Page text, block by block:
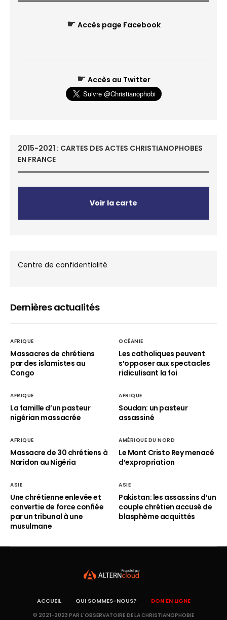
☛ Accès page Facebook
☛ Accès au Twitter
2015-2021 : CARTES DES ACTES CHRISTIANOPHOBES
EN FRANCE
Voir la carte
Centre de confidentialité
Dernières actualités
AFRIQUE
Massacres de chrétiens
par des islamistes au
Congo
OCÉANIE
Les catholiques peuvent
s’opposer aux spectacles
ridiculisant la foi
AFRIQUE
La famille d’un pasteur
nigérian massacrée
AFRIQUE
Soudan: un pasteur
assassiné
AFRIQUE
Massacre de 30 chrétiens à
Naridon au Nigéria
AMÉRIQUE DU NORD
Le Mont Cristo Rey menacé
d’expropriation
ASIE
Une chrétienne enlevée et
convertie de force confiée
par un tribunal à une
musulmane
ASIE
Pakistan: les assassins d’un
couple chrétien accusé de
blasphème acquittés
ACCUEIL QUI SOMMES-NOUS? DON EN LIGNE
© 2021-2023 PAR L'OBSERVATOIRE DE LA CHRISTIANOPHOBIE